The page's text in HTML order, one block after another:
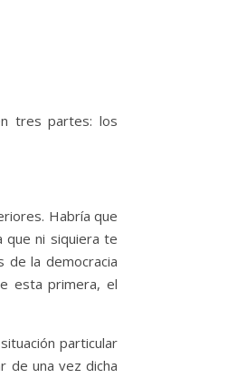
tres partes: los
Habría que
que ni siquiera te
de la democracia
esta primera, el
particular
de una vez dicha